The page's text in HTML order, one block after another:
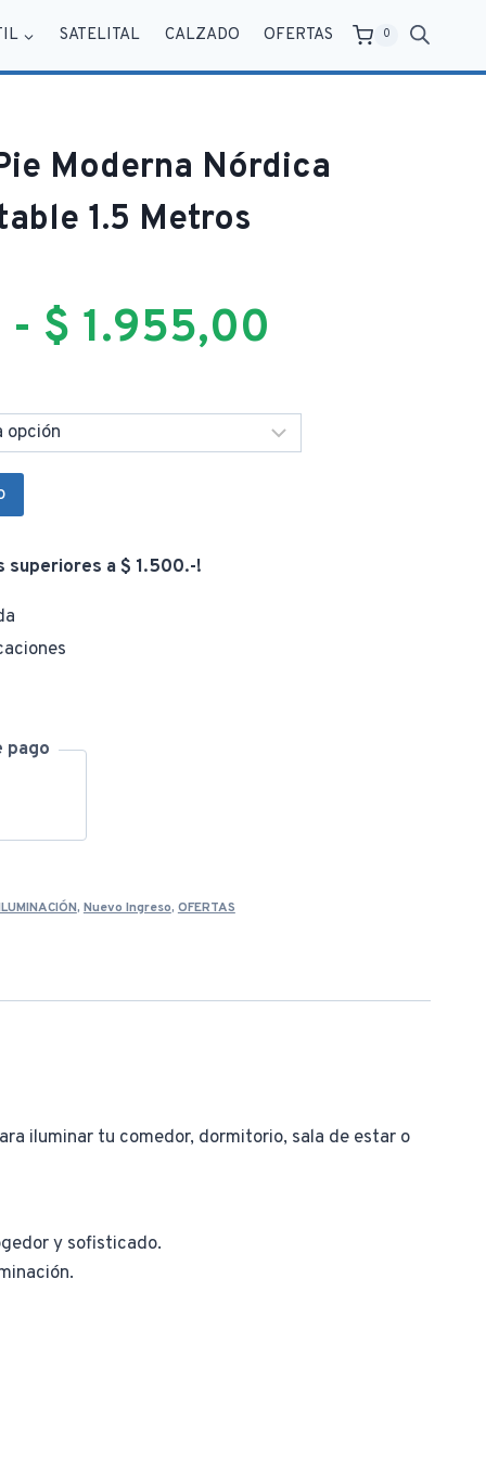
SATELITAL CALZADO OFERTAS 0
Moderna Nórdica
1.5 Metros
- $ 1.955,00
de
superiores a $ 1.500.-!
pago
, Nuevo Ingreso, OFERTAS
iluminar tu comedor, dormitorio, sala de estar o
y sofisticado.